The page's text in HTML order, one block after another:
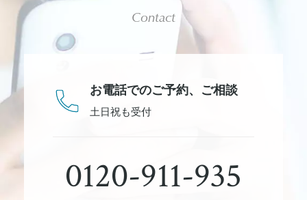
Contact
お電話でのご予約、 ご相談
土日祝も受付
0120-911-935